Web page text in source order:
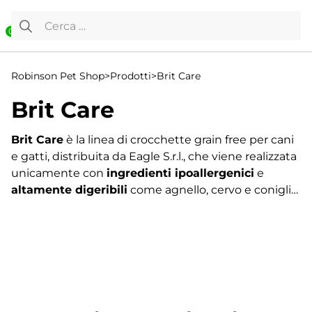
0
Ricerca per:
Robinson Pet Shop>Prodotti>Brit Care
Brit Care
Brit Care è la linea di crocchette grain free per cani
e gatti, distribuita da Eagle S.r.l., che viene realizzata
unicamente con ingredienti ipoallergenici e
altamente digeribili come agnello, cervo e coniglio,